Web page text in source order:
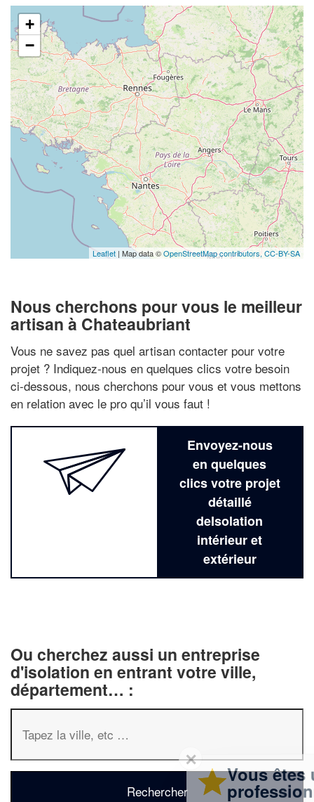
+
−
Leaflet | Map data ©OpenStreetMap contributors,CC-BY-SA
Nous cherchons pour vous le meilleur
artisan à Chateaubriant
Vous ne savez pas quel artisan contacter pour votre
projet ? Indiquez-nous en quelques clics votre besoin
ci-dessous, nous cherchons pour vous et vous mettons
en relation avec le pro qu’il vous faut !
Envoyez-nous
en quelques
clics votre projet
détaillé
deIsolation
intérieur et
extérieur
Ou cherchez aussi un entreprise
d'isolation en entrant votre ville,
département… :
✕
Vous êtes un
professionnel ?